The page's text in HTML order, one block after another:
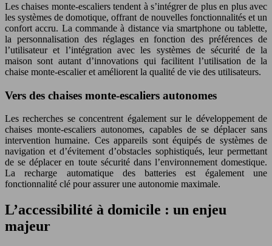
Les chaises monte-escaliers tendent à s’intégrer de plus en plus avec
les systèmes de domotique, offrant de nouvelles fonctionnalités et un
confort accru. La commande à distance via smartphone ou tablette,
la personnalisation des réglages en fonction des préférences de
l’utilisateur et l’intégration avec les systèmes de sécurité de la
maison sont autant d’innovations qui facilitent l’utilisation de la
chaise monte-escalier et améliorent la qualité de vie des utilisateurs.
Vers des chaises monte-escaliers autonomes
Les recherches se concentrent également sur le développement de
chaises monte-escaliers autonomes, capables de se déplacer sans
intervention humaine. Ces appareils sont équipés de systèmes de
navigation et d’évitement d’obstacles sophistiqués, leur permettant
de se déplacer en toute sécurité dans l’environnement domestique.
La recharge automatique des batteries est également une
fonctionnalité clé pour assurer une autonomie maximale.
L’accessibilité à domicile : un enjeu
majeur